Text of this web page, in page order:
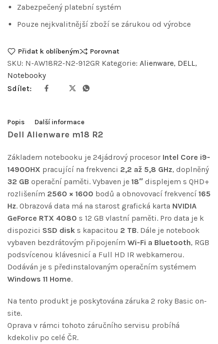
Zabezpečený platební systém
Pouze nejkvalitnější zboží se zárukou od výrobce
Přidat k oblíbeným Porovnat
SKU: N-AW18R2-N2-912GR Kategorie: Alienware, DELL ,
Notebooky
Sdílet:
Popis Další informace
Dell Alienware m18 R2
Základem notebooku je 24jádrový procesor Intel Core i9-
14900HX pracující na frekvenci 2,2 až 5,8 GHz, doplněný
32 GB operační paměti. Vybaven je 18″ displejem s QHD+
rozlišením 2560 × 1600 bodů a obnovovací frekvencí 165
Hz. Obrazová data má na starost grafická karta NVIDIA
GeForce RTX 4080 s 12 GB vlastní paměti. Pro data je k
dispozici SSD disk s kapacitou 2 TB. Dále je notebook
vybaven bezdrátovým připojením Wi-Fi a Bluetooth, RGB
podsvícenou klávesnicí a Full HD IR webkamerou.
Dodáván je s předinstalovaným operačním systémem
Windows 11 Home.
Na tento produkt je poskytována záruka 2 roky Basic on-
site.
Oprava v rámci tohoto záručního servisu probíhá
kdekoliv po celé ČR.